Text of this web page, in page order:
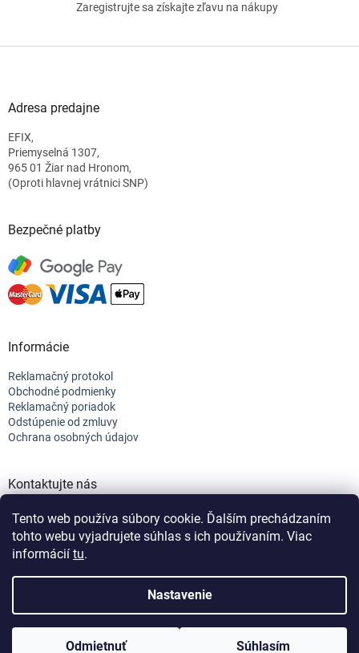
Tento web používa súbory cookie. Ďalším prechádzaním
tohto webu vyjadrujete súhlas s ich používaním. Viac
informácií tu.
Nastavenie
Odmietnuť Súhlasím
Vážení zákazníci, vzhladom na čerpanie dovoleniek v
nasledujúcich 2 tyždňoch, sa môže stať, že Vaše
objednávky nedokážeme doručiť do 48H.
Zaregistrujte sa získajte zľavu na nákupy
Adresa predajne
EFIX,
Priemyselná 1307,
965 01 Žiar nad Hronom,
(Oproti hlavnej vrátnici SNP)
Bezpečné platby
Informácie
Reklamačný protokol
Obchodné podmienky
Reklamačný poriadok
Odstúpenie od zmluvy
Ochrana osobných údajov
Kontaktujte nás
+421 944 682 154
info@efix.top
. Všetky práva vyhradené.
cookiesNastavenie | Úprava | Custom =Netmedia s.r.o.